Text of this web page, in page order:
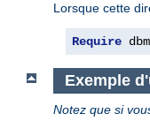
Lorsque cette
Require
Exemple
Notez que si